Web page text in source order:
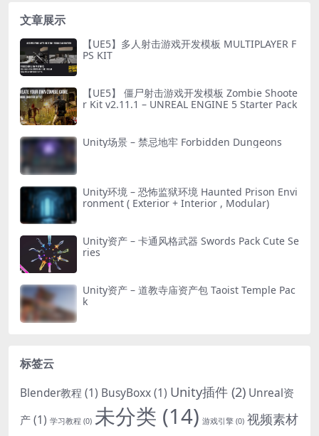
文章展示
【UE5】多人射击游戏开发模板 MULTIPLAYER F
PS KIT
【UE5】 僵尸射击游戏开发模板 Zombie Shoote
r Kit v2.11.1 – UNREAL ENGINE 5 Starter Pack
Unity场景 – 禁忌地牢 Forbidden Dungeons
Unity环境 – 恐怖监狱环境 Haunted Prison Envi
ronment ( Exterior + Interior , Modular)
Unity资产 – 卡通风格武器 Swords Pack Cute Se
ries
Unity资产 – 道教寺庙资产包 Taoist Temple Pac
k
标签云
Blender教程 (1) BusyBoxx(1) Unity插件 (2) Unreal资
产(1) 学习教程 (0) 未分类 (14) 游戏引擎 (0) 视频素材